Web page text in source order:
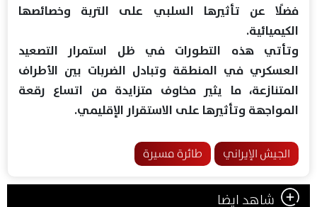
فضلًا عن تأثيرها السلبي على التربة وخصائصها
الكيميائية.
وتأتي هذه التطورات في ظل استمرار التصعيد
العسكري في المنطقة وتبادل الضربات بين الأطراف
المتنازعة، ما يثير مخاوف متزايدة من اتساع رقعة
المواجهة وتأثيرها على الاستقرار الإقليمي.
الجيش الإيراني طائرة مسيرة
شاهد ايضا